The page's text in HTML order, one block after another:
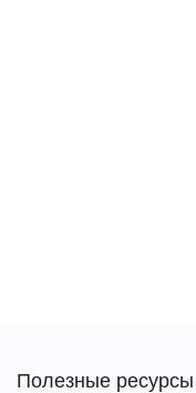
Полезные ресурсы